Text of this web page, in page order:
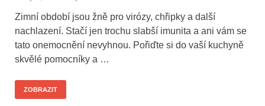
Zimní období jsou žně pro virózy, chřipky a další
nachlazení. Stačí jen trochu slabší imunita a ani vám se
tato onemocnění nevyhnou. Pořiďte si do vaší kuchyně
skvělé pomocníky a …
ZOBRAZIT